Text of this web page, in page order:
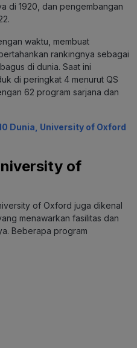
di 1920, dan pengembangan
waktu, membuat
rankingnya sebagai
di dunia. Saat ini
di peringkat 4 menurut QS
62 program sarjana dan
Dunia, University of Oxford
of
of Oxford juga dikenal
menawarkan fasilitas dan
Beberapa program